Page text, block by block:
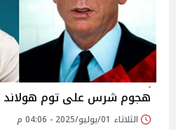
هجوم شرس على توم هولاند
الثلاثاء 01/يوليو/2025 - 04:06 م